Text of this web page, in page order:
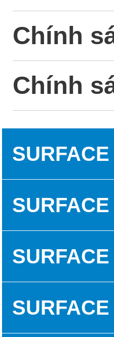
Chính
Chính
SURFACE
SURFACE
SURFACE
SURFACE
SURFACE